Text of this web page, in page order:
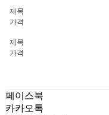
제목
가격
제목
가격
페이스북
카카오톡